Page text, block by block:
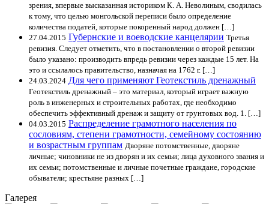
зрения, впервые высказанная историком К. А. Неволиным, сводилась
к тому, что целью монгольской переписи было определение
количества податей, которые покоренный народ должен […]
27.04.2015 Губернские и воеводские канцелярии Третья
ревизия. Следует отметить, что в постановлении о второй ревизии
было указано: производить впредь ревизии через каждые 15 лет. На
это и ссылалось правительство, назначая на 1762 г. […]
24.03.2024 Для чего применяют Геотекстиль дренажный
Геотекстиль дренажный – это материал, который играет важную
роль в инженерных и строительных работах, где необходимо
обеспечить эффективный дренаж и защиту от грунтовых вод. 1. […]
04.03.2015 Распределение грамотного населения по
сословиям, степени грамотности, семейному состоянию
и возрастным группам Дворяне потомственные, дворяне
личные; чиновники не из дворян и их семьи; лица духовного звания и
их семьи; потомственные и личные почетные граждане, городские
обыватели; крестьяне разных […]
Галерея